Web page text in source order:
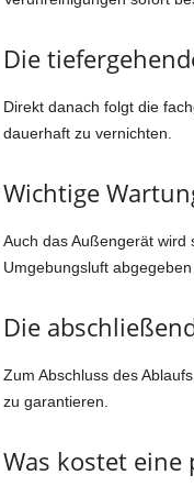
Die
Direkt danach folgt die
dauerhaft zu vernichten.
Wichtige
Auch das Außengerät wird
Umgebungsluft abgegeben
Die
Zum Abschluss des
zu garantieren.
Was kostet eine